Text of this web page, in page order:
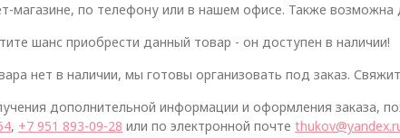
магазине, по телефону или в нашем офисе. Также возможна
шанс приобрести данный товар - он доступен в наличии!
нет в наличии, мы готовы организовать под заказ.
дополнительной информации и оформления заказа,
, +7 951 893-09-28 или по электронной почте